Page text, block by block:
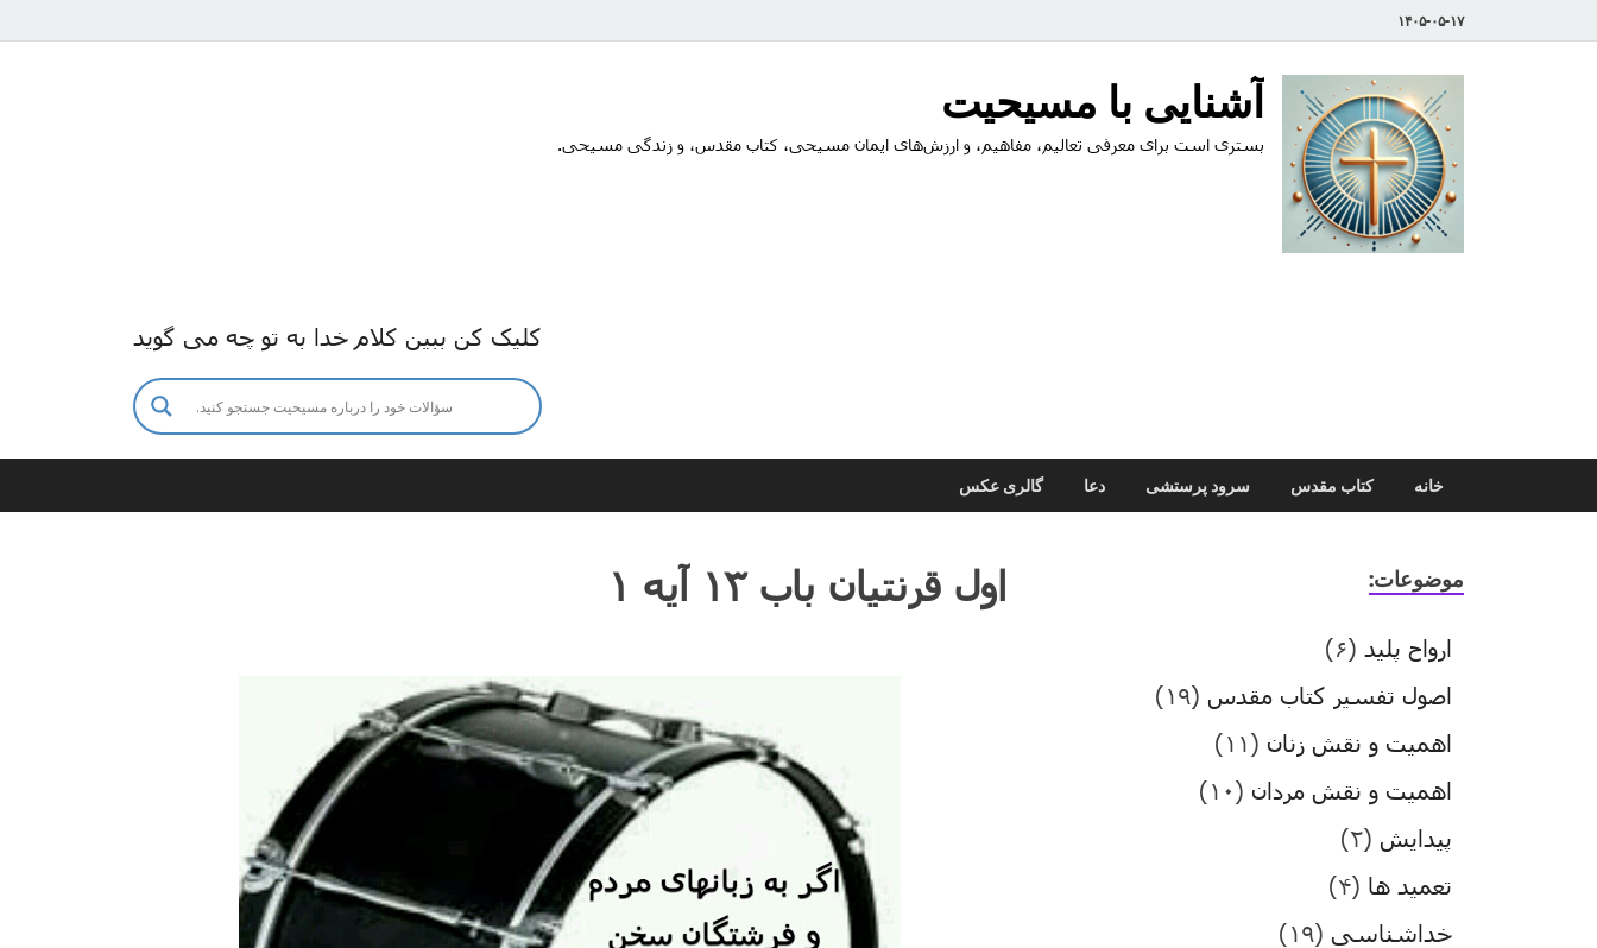
۱۴۰۵-۰۵-۱۷
آشنایی با مسیحیت
بستری است برای معرفی تعالیم، مفاهیم، و ارزش‌های ایمان مسیحی، کتاب مقدس، و زندگی مسیحی.
کلیک کن ببین کلام خدا به تو چه می گوید
خانه کتاب مقدس سرود پرستشی دعا گالری عکس
اول قرنتیان باب ۱۳ آیه ۱ موضوعات:
ارواح پلید (۶)
اصول تفسیر کتاب مقدس (۱۹)
اهمیت و نقش زنان (۱۱)
اهمیت و نقش مردان (۱۰)
پیدایش (۲)
تعمید ها (۴)
خداشناسی (۱۹)